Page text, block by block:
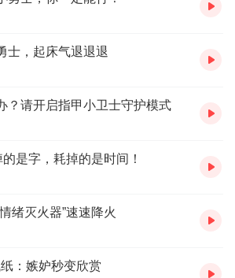
士，起床气退退退
？请开启指甲小卫士守护模式
是字，耗掉的是时间！
绪灭火器”速速降火
：嫉妒秒变欣赏